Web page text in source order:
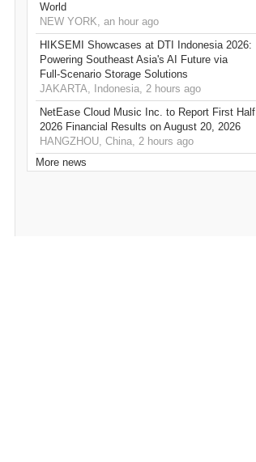
World
NEW YORK, an hour ago
HIKSEMI Showcases at DTI Indonesia 2026:
Powering Southeast Asia's AI Future via
Full‑Scenario Storage Solutions
JAKARTA, Indonesia, 2 hours ago
NetEase Cloud Music Inc. to Report First Half
2026 Financial Results on August 20, 2026
HANGZHOU, China, 2 hours ago
More news